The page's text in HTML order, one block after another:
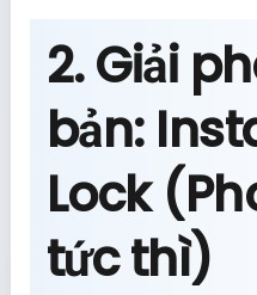
2. Giải
bản:
Lock
tức thì)